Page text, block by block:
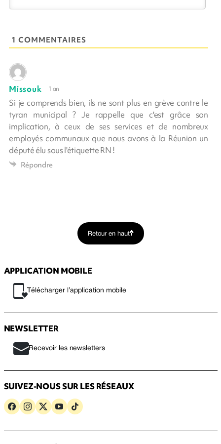
1 COMMENTAIRES
Missouk 1 an
Si je comprends bien, ils ne sont plus en grève contre le
tyran municipal ? Je rappelle que c'est grâce son
implication, à ceux de ses services et de nombreux
employés communaux que nous avons à la Réunion un
député élu sous l'étiquette RN !
Répondre
Retour en haut
APPLICATION MOBILE
Télécharger l’application mobile
NEWSLETTER
Recevoir les newsletters
SUIVEZ-NOUS SUR LES RÉSEAUX